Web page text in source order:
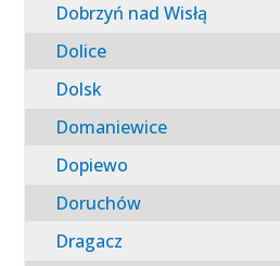
Dobrzyń nad Wisłą
Dolice
Dolsk
Domaniewice
Dopiewo
Doruchów
Dragacz